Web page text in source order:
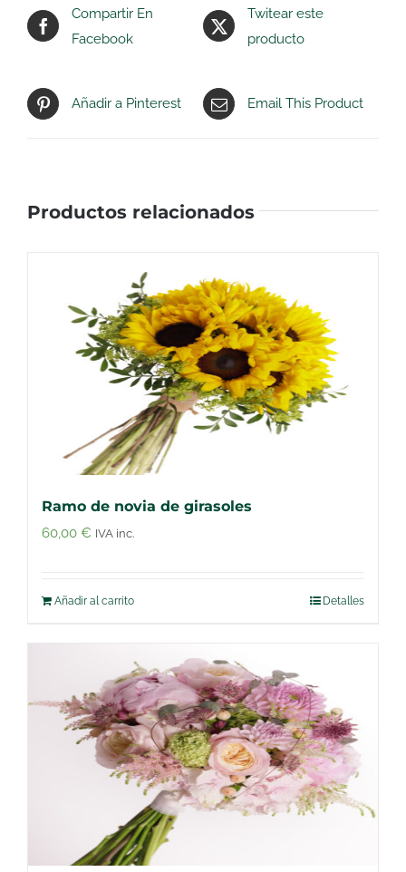
Compartir En
Facebook
Twitear este
producto
Añadir a Pinterest Email This Product
Productos relacionados
Ramo de novia de girasoles
60,00 € IVA inc.
Añadir al carrito Detalles